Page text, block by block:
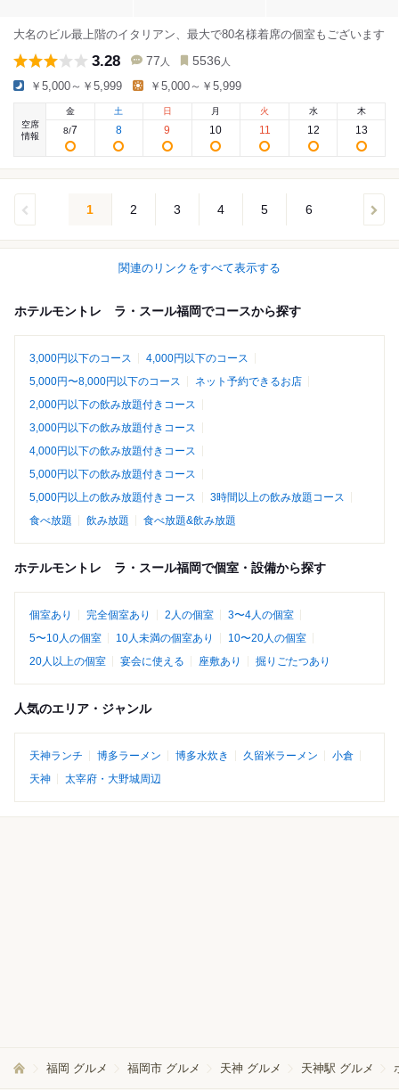
大名のビル最上階のイタリアン、最大で80名様着席の個室もございます
3.28 77 人 5536 人
￥5,000～￥5,999 ￥5,000～￥5,999
空席
情報
金
8/7
土
8
日
9
月
10
火
11
水
12
木
13
1 2 3 4 5 6
関連のリンクをすべて表示する
ホテルモントレ ラ・スール福岡でコースから探す
3,000円以下のコース
4,000円以下のコース
5,000円〜8,000円以下のコース
ネット予約できるお店
2,000円以下の飲み放題付きコース
3,000円以下の飲み放題付きコース
4,000円以下の飲み放題付きコース
5,000円以下の飲み放題付きコース
5,000円以上の飲み放題付きコース
3時間以上の飲み放題コース
食べ放題
飲み放題 食べ放題&飲み放題
ホテルモントレ ラ・スール福岡で個室・設備から探す
個室あり 完全個室あり 2人の個室
3〜4人の個室
5〜10人の個室
10人未満の個室あり
10〜20人の個室
20人以上の個室
宴会に使える 座敷あり 掘りごたつあり
人気のエリア・ジャンル
天神ランチ 博多ラーメン 博多水炊き 久留米ラーメン
小倉
天神
太宰府・大野城周辺
福岡 グルメ 福岡市 グルメ 天神 グルメ 天神駅 グルメ